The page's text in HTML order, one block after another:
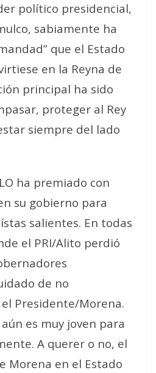
político presidencial,
sabiamente ha
que el Estado
en la Reyna de
principal ha sido
proteger al Rey
siempre del lado
ha premiado con
su gobierno para
salientes. En todas
el PRI/Alito perdió
de no
Presidente/Morena.
es muy joven para
A querer o no, el
Morena en el Estado